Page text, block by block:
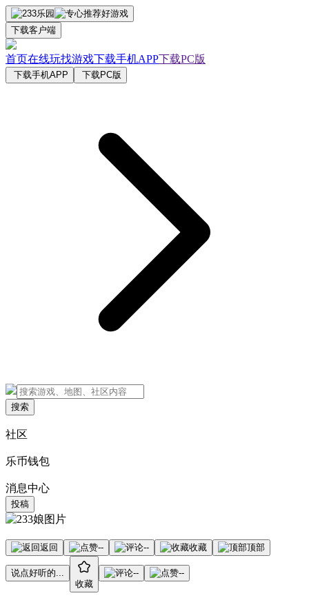
下载客户端
首页在线玩找游戏下载手机APP下载PC版
下载手机APP 下载PC版
搜索
社区
乐币钱包
消息中心
投稿
返回 -- -- 收藏 顶部
说点好听的...
收藏
-- --